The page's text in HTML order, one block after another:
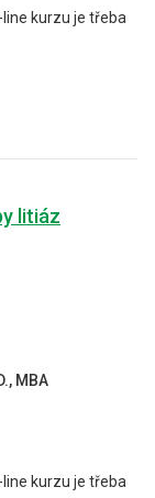
kurzu je třeba
litiáz
MBA
kurzu je třeba